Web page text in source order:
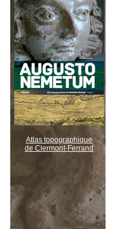
Atlas topographique
de Clermont-Ferrand